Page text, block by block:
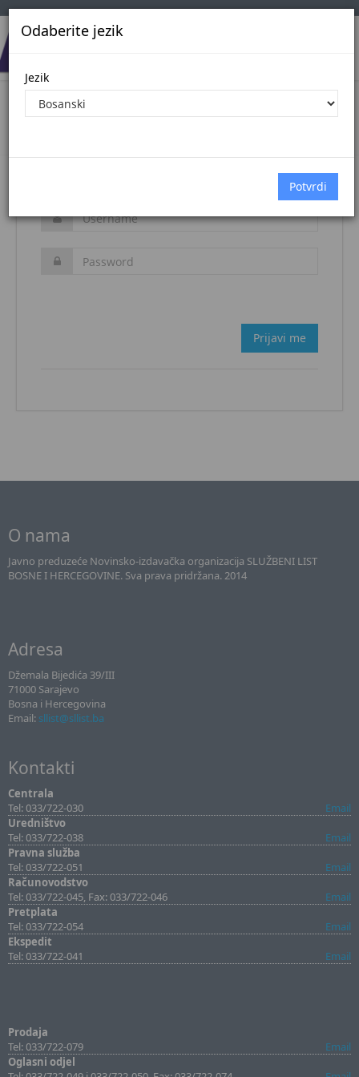
Odaberite jezik
Jezik
Login
Prijavi me
O nama
Javno preduzeće Novinsko-izdavačka organizacija SLUŽBENI LIST
BOSNE I HERCEGOVINE. Sva prava pridržana. 2014
Adresa
Džemala Bijedića 39/III
71000 Sarajevo
Bosna i Hercegovina
Email: sllist@sllist.ba
Kontakti
Centrala
Tel: 033/722-030
Email
Uredništvo
Tel: 033/722-038
Email
Pravna služba
Tel: 033/722-051
Email
Računovodstvo
Tel: 033/722-045, Fax: 033/722-046
Email
Pretplata
Tel: 033/722-054
Email
Ekspedit
Tel: 033/722-041
Email
Prodaja
Tel: 033/722-079
Email
Oglasni odjel